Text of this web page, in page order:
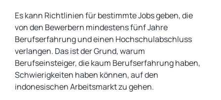
Es kann Richtlinien für bestimmte Jobs geben, die
von den Bewerbern mindestens fünf Jahre
Berufserfahrung und einen Hochschulabschluss
verlangen. Das ist der Grund, warum
Berufseinsteiger, die kaum Berufserfahrung haben,
Schwierigkeiten haben können, auf den
indonesischen Arbeitsmarkt zu gehen.